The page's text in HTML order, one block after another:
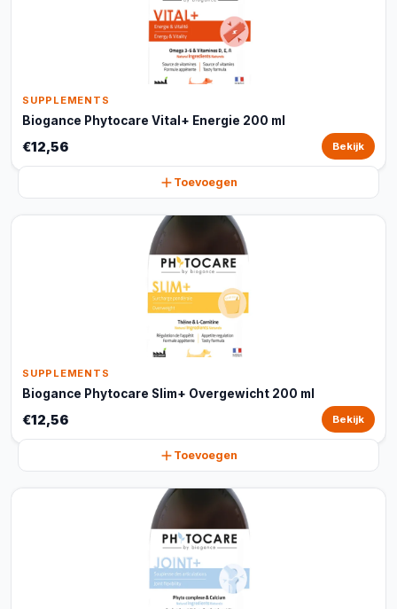
SUPPLEMENTS
Biogance Phytocare Vital+ Energie 200 ml
€12,56 Bekijk
Toevoegen
SUPPLEMENTS
Biogance Phytocare Slim+ Overgewicht 200 ml
€12,56 Bekijk
Toevoegen